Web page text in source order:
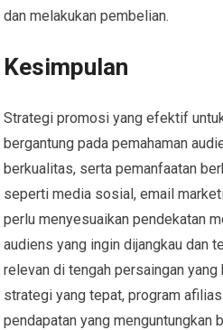
dan melakukan pembelian.
Kesimpulan
Strategi promosi yang efektif
bergantung pada pemahaman
berkualitas, serta pemanfaatan
seperti media sosial, email
perlu menyesuaikan pendekatan
audiens yang ingin dijangkau dan
relevan di tengah persaingan yang
strategi yang tepat, program
pendapatan yang menguntungkan